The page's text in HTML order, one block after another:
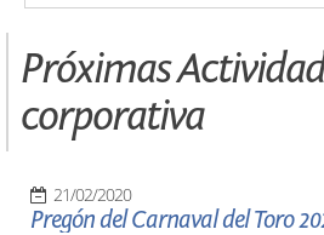
Próximas
corporativa
21/02/2020
Pregón del Carnaval del Toro